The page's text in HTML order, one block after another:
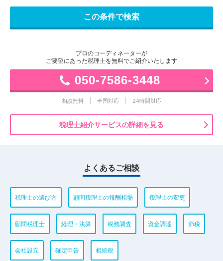
プロのコーディネーターが
ご要望にあった税理士を無料でご紹介いたします
050-7586-3448
相談無料 全国対応 24時間対応
税理士紹介サービスの詳細を見る
よくあるご相談
税理士の選び方 顧問税理士の報酬相場 税理士の変更
顧問税理士 経理・決算 税務調査 資金調達 節税
会社設立 確定申告 相続税